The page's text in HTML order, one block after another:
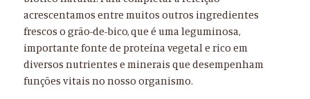
acrescentamos entre muitos outros ingredientes
frescos o grão-de-bico, que é uma leguminosa,
importante fonte de proteína vegetal e rico em
diversos nutrientes e minerais que desempenham
funções vitais no nosso organismo.